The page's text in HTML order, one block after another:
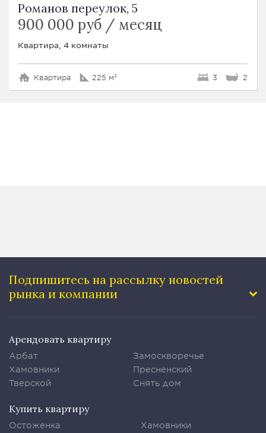
Романов переулок, 5
900 000 руб / месяц
Квартира, 4 комнаты
Квартира 225 м² 3 2
Подпишитесь на рассылку новостей
рынка и компании
Арендовать квартиру
Арбат
Хамовники
Тверской
Замоскворечье
Пресненский
Снять дом
Купить квартиру
Остоженка
Хамовники